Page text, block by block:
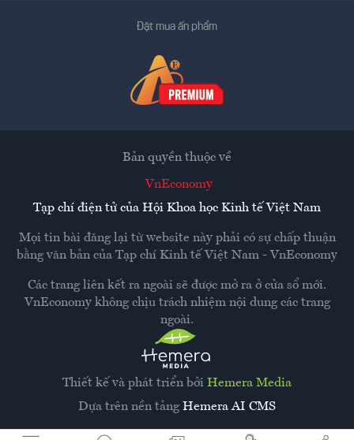
Đặt mua ấn phẩm
Thiết kế và phát triển bởi Hemera Media
Dựa trên nền tảng Hemera AI CMS
Bản quyền thuộc về
VnEconomy
Tạp chí điện tử của Hội Khoa học Kinh tế Việt Nam
Mọi tin bài đăng lại từ website này phải có sự chấp thuận
bằng văn bản của Tạp chí Kinh tế Việt Nam - VnEconomy
Các trang liên kết ra ngoài sẽ được mở ra ở cửa sổ mới.
VnEconomy không chịu trách nhiệm nội dung các trang
ngoài.